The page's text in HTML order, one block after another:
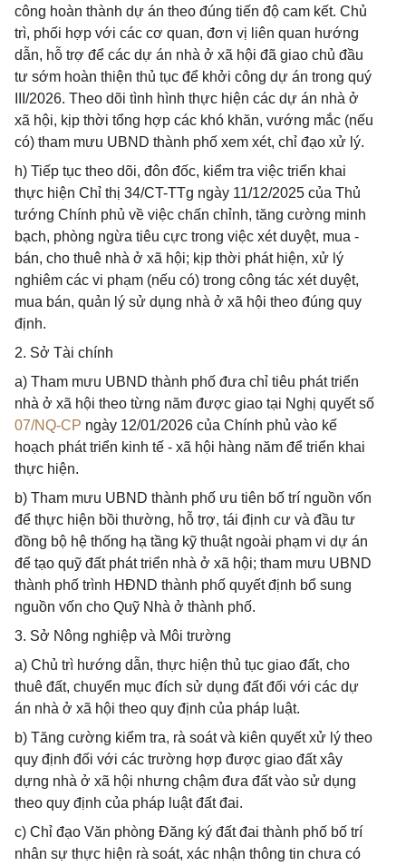
công hoàn thành dự án theo đúng tiến độ cam kết. Chủ
trì, phối hợp với các cơ quan, đơn vị liên quan hướng
dẫn, hỗ trợ để các dự án nhà ở xã hội đã giao chủ đầu
tư sớm hoàn thiện thủ tục để khởi công dự án trong quý
III/2026. Theo dõi tình hình thực hiện các dự án nhà ở
xã hội, kịp thời tổng hợp các khó khăn, vướng mắc (nếu
có) tham mưu UBND thành phố xem xét, chỉ đạo xử lý.
h) Tiếp tục theo dõi, đôn đốc, kiểm tra việc triển khai
thực hiện Chỉ thị 34/CT-TTg ngày 11/12/2025 của Thủ
tướng Chính phủ về việc chấn chỉnh, tăng cường minh
bạch, phòng ngừa tiêu cực trong việc xét duyệt, mua -
bán, cho thuê nhà ở xã hội; kịp thời phát hiện, xử lý
nghiêm các vi phạm (nếu có) trong công tác xét duyệt,
mua bán, quản lý sử dụng nhà ở xã hội theo đúng quy
định.
2. Sở Tài chính
a) Tham mưu UBND thành phố đưa chỉ tiêu phát triển
nhà ở xã hội theo từng năm được giao tại Nghị quyết số
07/NQ-CP ngày 12/01/2026 của Chính phủ vào kế
hoạch phát triển kinh tế - xã hội hàng năm để triển khai
thực hiện.
b) Tham mưu UBND thành phố ưu tiên bố trí nguồn vốn
để thực hiện bồi thường, hỗ trợ, tái định cư và đầu tư
đồng bộ hệ thống hạ tầng kỹ thuật ngoài phạm vi dự án
để tạo quỹ đất phát triển nhà ở xã hội; tham mưu UBND
thành phố trình HĐND thành phố quyết định bổ sung
nguồn vốn cho Quỹ Nhà ở thành phố.
3. Sở Nông nghiệp và Môi trường
a) Chủ trì hướng dẫn, thực hiện thủ tục giao đất, cho
thuê đất, chuyển mục đích sử dụng đất đối với các dự
án nhà ở xã hội theo quy định của pháp luật.
b) Tăng cường kiểm tra, rà soát và kiên quyết xử lý theo
quy định đối với các trường hợp được giao đất xây
dựng nhà ở xã hội nhưng chậm đưa đất vào sử dụng
theo quy định của pháp luật đất đai.
c) Chỉ đạo Văn phòng Đăng ký đất đai thành phố bố trí
nhân sự thực hiện rà soát, xác nhận thông tin chưa có